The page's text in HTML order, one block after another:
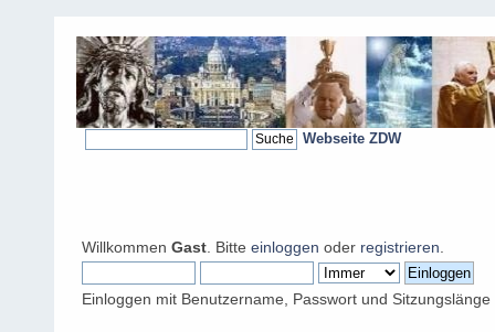
Webseite ZDW
Willkommen Gast . Bitte einloggen oder registrieren
Einloggen mit Benutzername, Passwort und Sitzungslänge